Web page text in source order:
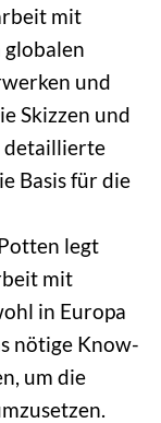
mit
globalen
und
Skizzen und
detaillierte
Basis für die
legt
mit
in Europa
nötige Know-
um die